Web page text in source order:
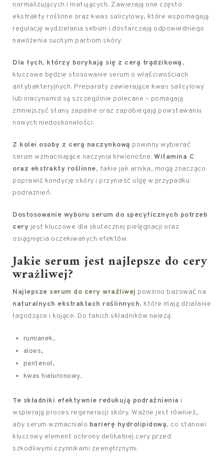
normalizujących i matujących. Zawierają one często
ekstrakty roślinne oraz kwas salicylowy, które wspomagają
regulację wydzielania sebum i dostarczają odpowiedniego
nawilżenia suchym partiom skóry.
Dla tych, którzy borykają się z cerą trądzikową,
kluczowe będzie stosowanie serum o właściwościach
antybakteryjnych. Preparaty zawierające kwas salicylowy
lub niacynamid są szczególnie polecane – pomagają
zmniejszyć stany zapalne oraz zapobiegają powstawaniu
nowych niedoskonałości.
Z kolei osoby z cerą naczynkową powinny wybierać
serum wzmacniające naczynia krwionośne. Witamina C
oraz ekstrakty roślinne, takie jak arnika, mogą znacząco
poprawić kondycję skóry i przynieść ulgę w przypadku
podrażnień.
Dostosowanie wyboru serum do specyficznych potrzeb
cery jest kluczowe dla skutecznej pielęgnacji oraz
osiągnięcia oczekiwanych efektów.
Jakie serum jest najlepsze do cery
wrażliwej?
Najlepsze serum do cery wrażliwej powinno bazować na
naturalnych ekstraktach roślinnych, które mają działanie
łagodzące i kojące. Do takich składników należą:
rumianek,
aloes,
pantenol,
kwas hialuronowy.
Te składniki efektywnie redukują podrażnienia i
wspierają proces regeneracji skóry. Ważne jest również,
aby serum wzmacniało barierę hydrolipidową, co stanowi
kluczowy element ochrony delikatnej cery przed
szkodliwymi czynnikami zewnętrznymi.